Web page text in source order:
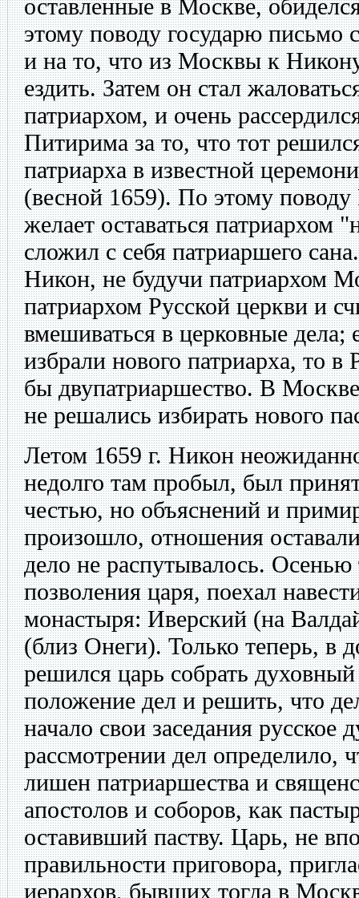
оставленные в Москве,
этому поводу государю письмо
и на то, что из Москвы к
ездить. Затем он стал
патриархом, и очень
Питирима за то, что тот
патриарха в известной
(весной 1659). По этому
желает оставаться патриархом
сложил с себя патриаршего
Никон, не будучи патриархом
патриархом Русской церкви и
вмешиваться в церковные
избрали нового патриарха, то в
бы двупатриаршество. В
не решались избирать нового
Летом 1659 г. Никон
недолго там пробыл, был
честью, но объяснений и
произошло, отношения
дело не распутывалось.
позволения царя, поехал
монастыря: Иверский (на
(близ Онеги). Только теперь, в
решился царь собрать
положение дел и решить, что
начало свои заседания русское
рассмотрении дел определило,
лишен патриаршества и
апостолов и соборов, как
оставивший паству. Царь, не
правильности приговора,
иерархов, бывших тогда в